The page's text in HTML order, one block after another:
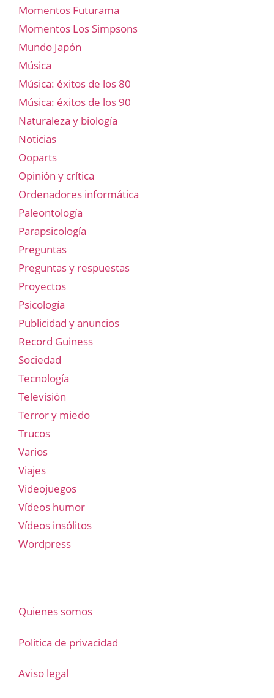
Momentos Futurama
Momentos Los Simpsons
Mundo Japón
Música
Música: éxitos de los 80
Música: éxitos de los 90
Naturaleza y biología
Noticias
Ooparts
Opinión y crítica
Ordenadores informática
Paleontología
Parapsicología
Preguntas
Preguntas y respuestas
Proyectos
Psicología
Publicidad y anuncios
Record Guiness
Sociedad
Tecnología
Televisión
Terror y miedo
Trucos
Varios
Viajes
Videojuegos
Vídeos humor
Vídeos insólitos
Wordpress
Quienes somos
Política de privacidad
Aviso legal